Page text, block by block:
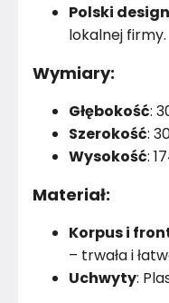
Marka
Montaż
Polski design
lokalnej firmy.
Wymiary:
Głębokość:
Szerokość:
Wysokość:
Materiał:
Korpus i
– trwała i
Uchwyty: